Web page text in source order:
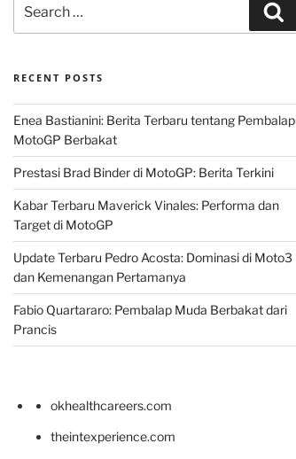
for:
RECENT POSTS
Enea Bastianini: Berita Terbaru tentang Pembalap
MotoGP Berbakat
Prestasi Brad Binder di MotoGP: Berita Terkini
Kabar Terbaru Maverick Vinales: Performa dan
Target di MotoGP
Update Terbaru Pedro Acosta: Dominasi di Moto3
dan Kemenangan Pertamanya
Fabio Quartararo: Pembalap Muda Berbakat dari
Prancis
okhealthcareers.com
theintexperience.com